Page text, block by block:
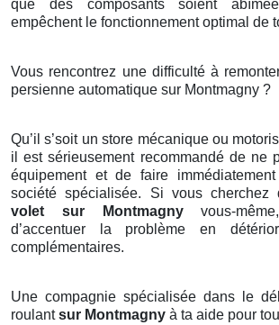
que des composants soient
empêchent le fonctionnement optimal de
Vous rencontrez une difficulté à
persienne automatique sur Montmagny ?
Qu’il s’soit un store mécanique ou
il est sérieusement recommandé de ne
équipement et de faire
société spécialisée. Si vous cherchez
volet sur Montmagnyvous-
d’accentuer la problème en
complémentaires.
Une compagnie spécialisée dans le
roulantsur Montmagny à ta aide pour